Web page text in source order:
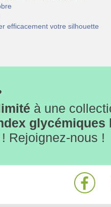
efficacement votre silhouette
à une
glycémiques
Rejoignez-nous !